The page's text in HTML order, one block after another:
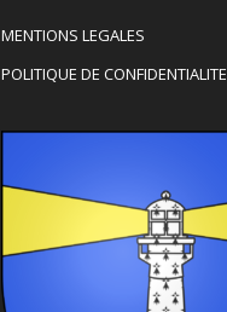
MENTIONS LEGALES
POLITIQUE DE CONFIDENTIALITE